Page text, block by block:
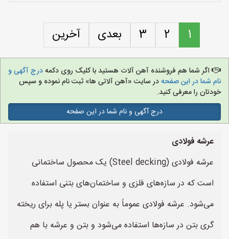
1
2
3 بعدی آخرین
اگر شما هم فروشنده آهن آلات هستید با کلیک روی دکمهدرج آگهی و
نام شما در این صفحهدر سایت «آهن آلاتی ها» ثبت نام نموده و سپس
خودتان را معرفی کنید.
درج آگهی و نام شما در این صفحه
عرشه فولادی
عرشه فولادی (Steel decking) یک محصول ساختمانی
است که در سازه‌های فلزی و ساختمان‌های بتنی استفاده
می‌شود. عرشه فولادی عموماً به عنوان بستر یا پله برای ریخته
گری بتن در سازه‌ها استفاده می‌شود و بتن و عرشه با هم